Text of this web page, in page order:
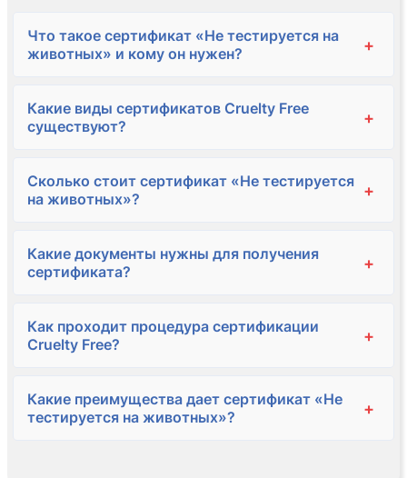
Что такое сертификат «Не тестируется на
животных» и кому он нужен?
+
Какие виды сертификатов Cruelty Free
существуют?
+
Сколько стоит сертификат «Не тестируется
на животных»?
+
Какие документы нужны для получения
сертификата?
+
Как проходит процедура сертификации
Cruelty Free?
+
Какие преимущества дает сертификат «Не
тестируется на животных»?
+